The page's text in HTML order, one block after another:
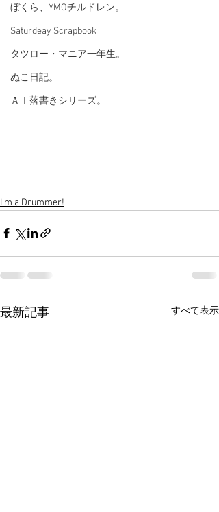
ぼくら、YMOチルドレン。
Saturdeay Scrapbook
タツロー・マニア一年生。
ぬこ日記。
ＡＩ落書きシリーズ。
I'm a Drummer!
最新記事 すべて表示